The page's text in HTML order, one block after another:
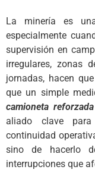
La minería es
especialmente
supervisión en
irregulares, zonas
jornadas, hacen
que un simple
camioneta
aliado clave
continuidad
sino de hacerlo
interrupciones que